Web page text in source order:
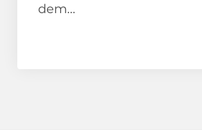
dem...